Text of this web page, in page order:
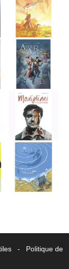
- Politique de